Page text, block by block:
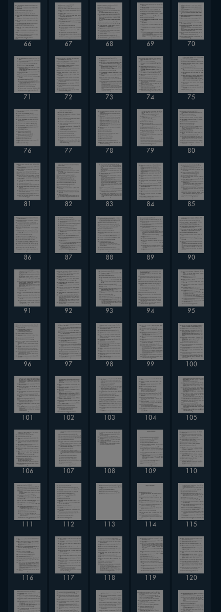
66 67 68 69 70
71 72 73 74 75
76 77 78 79 80
81 82 83 84 85
86 87 88 89 90
91 92 93 94 95
96 97 98 99 100
101 102 103 104 105
106 107 108 109 110
112 113 114 115
116 117 118 119 120